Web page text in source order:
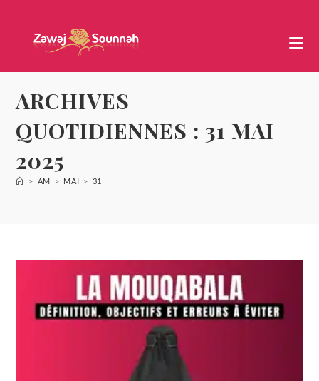
ARCHIVES
QUOTIDIENNES : 31 MAI
2025
> AM > MAI > 31